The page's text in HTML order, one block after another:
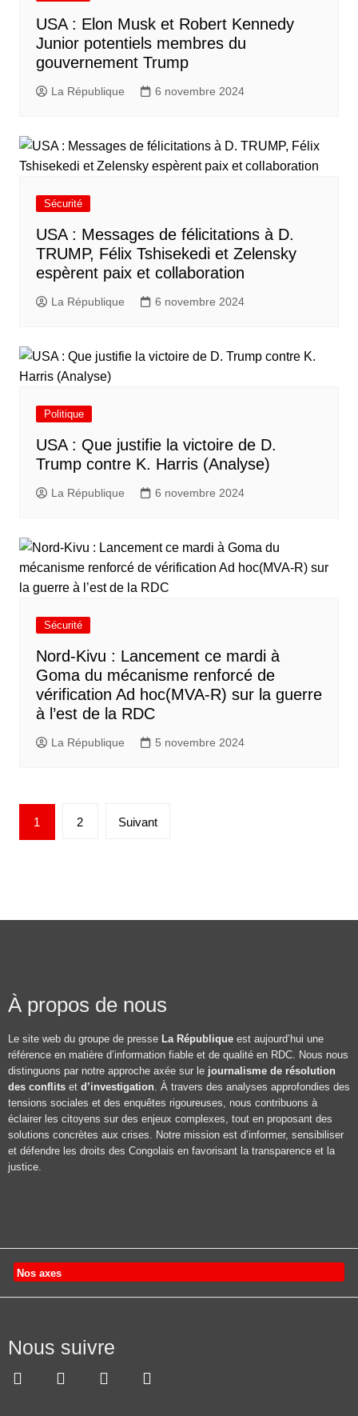
USA : Elon Musk et Robert Kennedy
Junior potentiels membres du
gouvernement Trump
La République 6 novembre 2024
Sécurité
USA : Messages de félicitations à D.
TRUMP, Félix Tshisekedi et Zelensky
espèrent paix et collaboration
La République 6 novembre 2024
Politique
USA : Que justifie la victoire de D.
Trump contre K. Harris (Analyse)
La République 6 novembre 2024
Sécurité
Nord-Kivu : Lancement ce mardi à
Goma du mécanisme renforcé de
vérification Ad hoc(MVA-R) sur la guerre
à l’est de la RDC
La République 5 novembre 2024
1 2 Suivant
À propos de nous
Le site web du groupe de presse La République est aujourd’hui une
référence en matière d’information fiable et de qualité en RDC. Nous nous
distinguons par notre approche axée sur le journalisme de résolution
des conflits et d’investigation. À travers des analyses approfondies des
tensions sociales et des enquêtes rigoureuses, nous contribuons à
éclairer les citoyens sur des enjeux complexes, tout en proposant des
solutions concrètes aux crises. Notre mission est d’informer, sensibiliser
et défendre les droits des Congolais en favorisant la transparence et la
justice.
Nos axes
Nous suivre